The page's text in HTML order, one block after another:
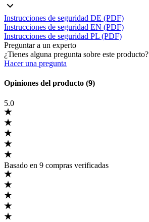
Instrucciones de seguridad DE (PDF)
Instrucciones de seguridad EN (PDF)
Instrucciones de seguridad PL (PDF)
Preguntar a un experto
¿Tienes alguna pregunta sobre este producto?
Hacer una pregunta
Opiniones del producto (9)
5.0
Basado en 9 compras verificadas